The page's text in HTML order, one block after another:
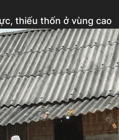
thiếu thốn ở vùng cao